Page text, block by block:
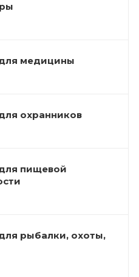
медицины
охранников
пищевой
рыбалки, охоты,